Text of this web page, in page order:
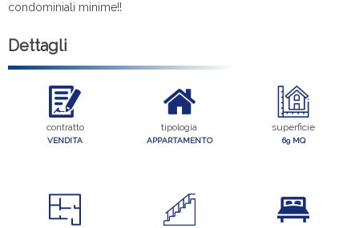
condominiali minime!!
Dettagli
contratto
VENDITA
tipologia
APPARTAMENTO
superficie
69 MQ